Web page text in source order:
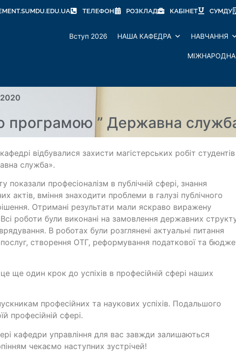
ТЕЛЕФОН РОЗКЛАД КАБІНЕТ СУМДУ
Вступ 2026 НАША КАФЕДРА НАВЧАННЯ
МІЖНАРОДНА
програмою ” Державна
відбувалися захисти магістерських робіт студентів
служба».
показали професіоналізм в публічній сфері, знання
актів, вміння знаходити проблеми в галузі публічного
Отримані результати мали яскраво виражену
роботи були виконані на замовлення державних
В роботах були розглянені актуальні питання
створення ОТГ, реформування податкової та
ще один крок до успіхів в професійній сфері наших
професійних та наукових успіхів. Подальшого
професійній сфері.
кафедри управління для вас завжди залишаються
чекаємо наступних зустрічей!